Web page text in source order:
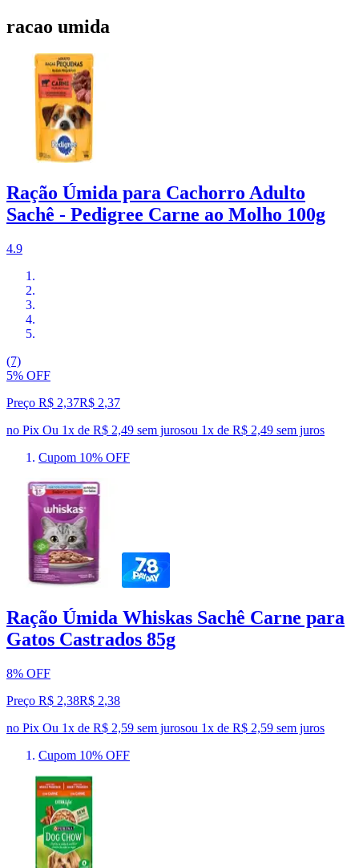
racao umida
Ração Úmida para Cachorro Adulto
Sachê - Pedigree Carne ao Molho 100g
4.9
(7)
5% OFF
Preço R$ 2,37R$ 2,37
no Pix Ou 1x de R$ 2,49 sem jurosou 1x de R$ 2,49 sem juros
Cupom 10% OFF
Ração Úmida Whiskas Sachê Carne para
Gatos Castrados 85g
8% OFF
Preço R$ 2,38R$ 2,38
no Pix Ou 1x de R$ 2,59 sem jurosou 1x de R$ 2,59 sem juros
Cupom 10% OFF